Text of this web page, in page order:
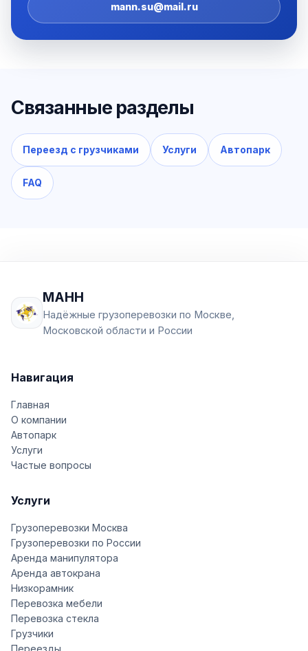
mann.su@mail.ru
Связанные разделы
Переезд с грузчиками Услуги Автопарк
FAQ
МАНН
Надёжные грузоперевозки по Москве,
Московской области и России
Навигация
Главная
О компании
Автопарк
Услуги
Частые вопросы
Услуги
Грузоперевозки Москва
Грузоперевозки по России
Аренда манипулятора
Аренда автокрана
Низкорамник
Перевозка мебели
Перевозка стекла
Грузчики